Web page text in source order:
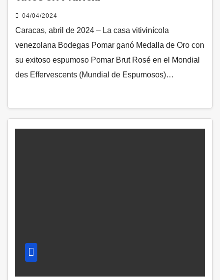
04/04/2024
Caracas, abril de 2024 – La casa vitivinícola
venezolana Bodegas Pomar ganó Medalla de Oro con
su exitoso espumoso Pomar Brut Rosé en el Mondial
des Effervescents (Mundial de Espumosos)…